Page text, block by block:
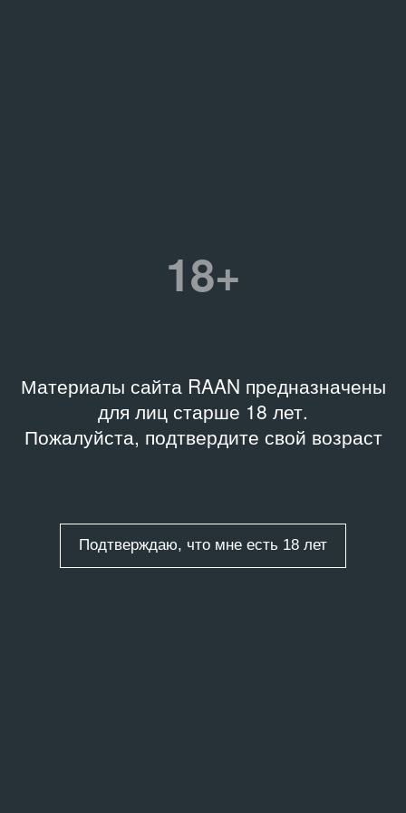
18+
Материалы сайта RAAN предназначены
для лиц старше 18 лет.
Пожалуйста, подтвердите свой возраст
Подтверждаю, что мне есть 18 лет